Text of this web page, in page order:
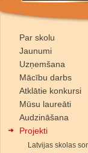
Par skolu
Jaunumi
Uzņemšana
Mācību darbs
Atklātie konkursi
Mūsu laureāti
Audzināšana
Projekti
Latvijas skolas